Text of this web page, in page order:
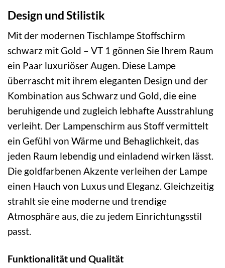
Design und Stilistik
Mit der modernen Tischlampe Stoffschirm
schwarz mit Gold – VT 1 gönnen Sie Ihrem Raum
ein Paar luxuriöser Augen. Diese Lampe
überrascht mit ihrem eleganten Design und der
Kombination aus Schwarz und Gold, die eine
beruhigende und zugleich lebhafte Ausstrahlung
verleiht. Der Lampenschirm aus Stoff vermittelt
ein Gefühl von Wärme und Behaglichkeit, das
jeden Raum lebendig und einladend wirken lässt.
Die goldfarbenen Akzente verleihen der Lampe
einen Hauch von Luxus und Eleganz. Gleichzeitig
strahlt sie eine moderne und trendige
Atmosphäre aus, die zu jedem Einrichtungsstil
passt.
Funktionalität und Qualität